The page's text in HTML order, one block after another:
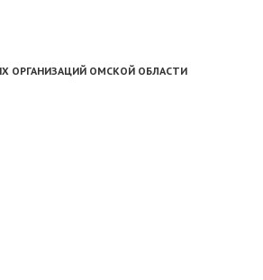
ОРГАНИЗАЦИЙ ОМСКОЙ ОБЛАСТИ